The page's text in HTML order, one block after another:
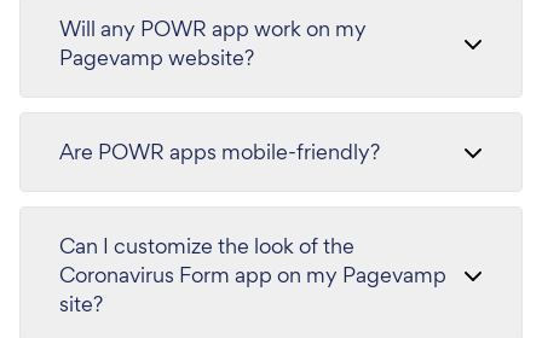
Will any POWR app work on my
Pagevamp website?
Are POWR apps mobile-friendly?
Can I customize the look of the
Coronavirus Form app on my Pagevamp
site?